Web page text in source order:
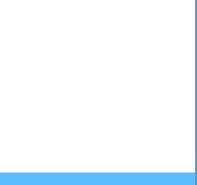
intimes du club , a rejoint la
du club qui naviguent
Alain, Serge, Denis …)
de la MJC) s’associent à